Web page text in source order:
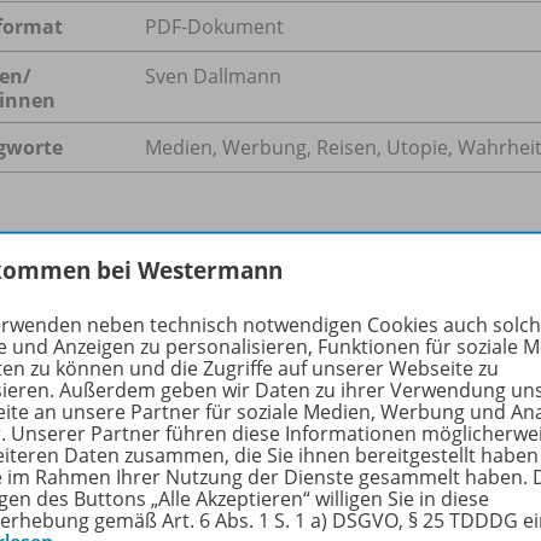
PDF-Dokument
Sven Dallmann
Medien, Werbung, Reisen, Utopie, Wahrheit
untersuchen die Schülerinnen und
Sie formulieren Merkmale eigener Wunschorte und
Analyse eines Musikvideos eröffnet kritische
der Reisebranche.
bei Westermann
neben technisch notwendigen Cookies auch
und Anzeigen zu personalisieren, Funktionen für soziale
zu können und die Zugriffe auf unserer Webseite zu
Außerdem geben wir Daten zu ihrer Verwendung
an unsere Partner für soziale Medien, Werbung und
Unserer Partner führen diese Informationen
Daten zusammen, die Sie ihnen bereitgestellt
im Rahmen Ihrer Nutzung der Dienste gesammelt haben.
des Buttons „Alle Akzeptieren“ willigen Sie in diese
gemäß Art. 6 Abs. 1 S. 1 a) DSGVO, § 25 TDDDG